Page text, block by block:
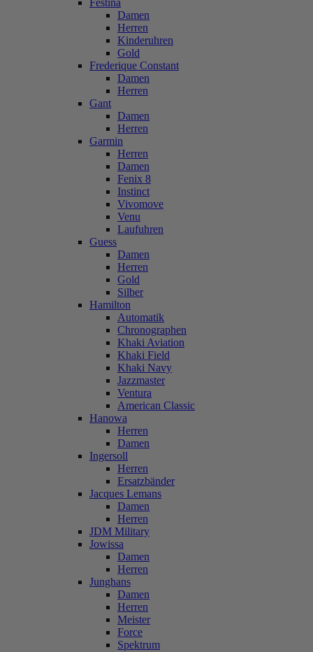
Festina
Damen
Herren
Kinderuhren
Gold
Frederique Constant
Damen
Herren
Gant
Damen
Herren
Garmin
Herren
Damen
Fenix 8
Instinct
Vivomove
Venu
Laufuhren
Guess
Damen
Herren
Gold
Silber
Hamilton
Automatik
Chronographen
Khaki Aviation
Khaki Field
Khaki Navy
Jazzmaster
Ventura
American Classic
Hanowa
Herren
Damen
Ingersoll
Herren
Ersatzbänder
Jacques Lemans
Damen
Herren
JDM Military
Jowissa
Damen
Herren
Junghans
Damen
Herren
Meister
Force
Spektrum